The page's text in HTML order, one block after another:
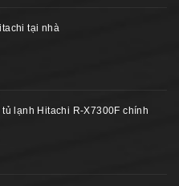
tại nhà
lạnh Hitachi R-X7300F chính